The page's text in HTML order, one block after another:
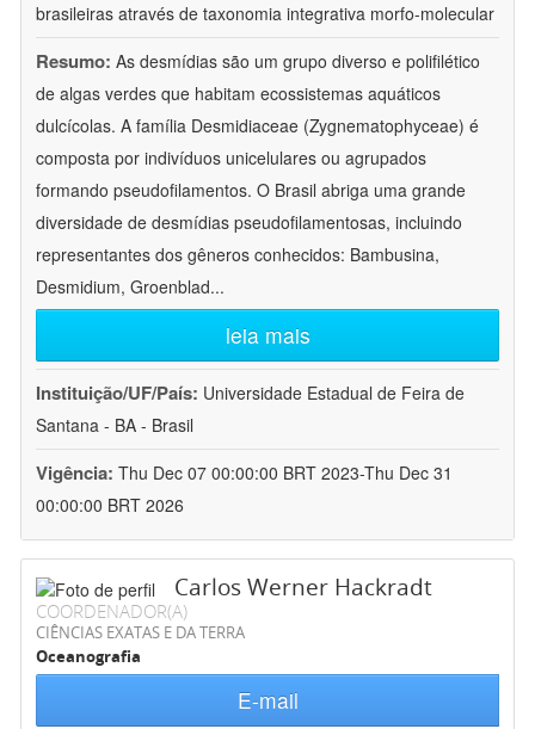
brasileiras através de taxonomia integrativa morfo-molecular
Resumo: As desmídias são um grupo diverso e polifilético
de algas verdes que habitam ecossistemas aquáticos
dulcícolas. A família Desmidiaceae (Zygnematophyceae) é
composta por indivíduos unicelulares ou agrupados
formando pseudofilamentos. O Brasil abriga uma grande
diversidade de desmídias pseudofilamentosas, incluindo
representantes dos gêneros conhecidos: Bambusina,
Desmidium, Groenblad...
leia mais
Instituição/UF/País: Universidade Estadual de Feira de
Santana - BA - Brasil
Vigência: Thu Dec 07 00:00:00 BRT 2023-Thu Dec 31
00:00:00 BRT 2026
Carlos Werner Hackradt
COORDENADOR(A)
CIÊNCIAS EXATAS E DA TERRA
Oceanografia
E-mail